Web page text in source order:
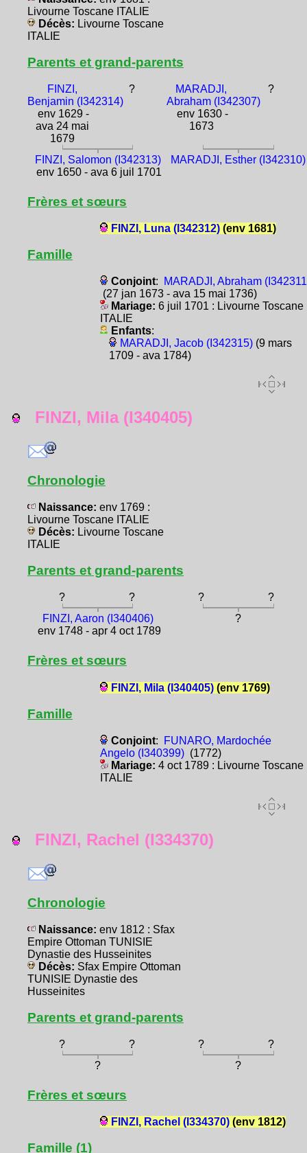
Livourne Toscane ITALIE
Décès: Livourne Toscane
ITALIE
Parents et grand-parents
FINZI,
Benjamin (I342314)
env 1629 -
ava 24 mai
1679
?
MARADJI,
Abraham (I342307)
env 1630 -
1673
?
FINZI, Salomon (I342313)
env 1650 - ava 6 juil 1701
MARADJI, Esther (I342310)
Frères et sœurs
FINZI, Luna (I342312)(env 1681)
Famille
Conjoint:
MARADJI, Abraham
(27 jan 1673 - ava 15 mai 1736)
Mariage: 6 juil 1701 : Livourne Toscane
ITALIE
Enfants:
MARADJI, Jacob (I342315)(9 mars
1709 - ava 1784)
FINZI, Mila (I340405)
Chronologie
Naissance: env 1769 :
Livourne Toscane ITALIE
Décès: Livourne Toscane
ITALIE
Parents et grand-parents
? ? ?
?
FINZI, Aaron (I340406)
env 1748 - apr 4 oct 1789
?
Frères et sœurs
FINZI, Mila (I340405)(env 1769)
Famille
Conjoint:
FUNARO, Mardochée
Angelo (I340399)(1772)
Mariage: 4 oct 1789 : Livourne Toscane
ITALIE
FINZI, Rachel (I334370)
Chronologie
Naissance: env 1812 : Sfax
Empire Ottoman TUNISIE
Dynastie des Husseinites
Décès: Sfax Empire Ottoman
TUNISIE Dynastie des
Husseinites
Parents et grand-parents
? ? ?
?
?
?
Frères et sœurs
FINZI, Rachel (I334370)(env 1812)
Famille (1)